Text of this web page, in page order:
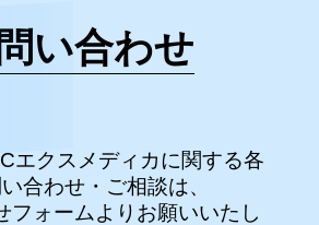
い合わせ
エクスメディカに関する各
合わせ・ご相談は、
フォームよりお願いいたし